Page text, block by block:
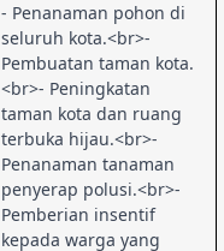
- Penanaman pohon di
seluruh kota.<br>-
Pembuatan taman kota.
<br>- Peningkatan
taman kota dan ruang
terbuka hijau.<br>-
Penanaman tanaman
penyerap polusi.<br>-
Pemberian insentif
kepada warga yang